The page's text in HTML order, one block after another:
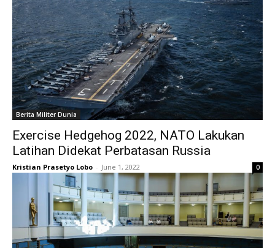
Berita Militer Dunia
Exercise Hedgehog 2022, NATO Lakukan
Latihan Didekat Perbatasan Russia
Kristian Prasetyo Lobo - June 1, 2022 0